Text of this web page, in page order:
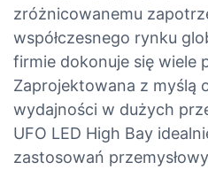
zróżnicowanemu
współczesnego rynku
firmie dokonuje się wiele
Zaprojektowana z myślą
wydajności w dużych
UFO LED High Bay
zastosowań